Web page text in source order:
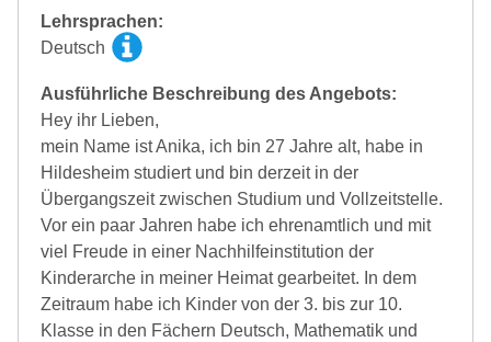
Lehrsprachen:
Deutsch
Ausführliche Beschreibung des Angebots:
Hey ihr Lieben,
mein Name ist Anika, ich bin 27 Jahre alt, habe in
Hildesheim studiert und bin derzeit in der
Übergangszeit zwischen Studium und Vollzeitstelle.
Vor ein paar Jahren habe ich ehrenamtlich und mit
viel Freude in einer Nachhilfeinstitution der
Kinderarche in meiner Heimat gearbeitet. In dem
Zeitraum habe ich Kinder von der 3. bis zur 10.
Klasse in den Fächern Deutsch, Mathematik und